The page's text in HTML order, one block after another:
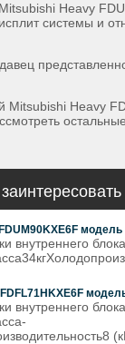
Heavy
системы и
Mitsubishi Heavy
модель
внутреннего
внутреннего